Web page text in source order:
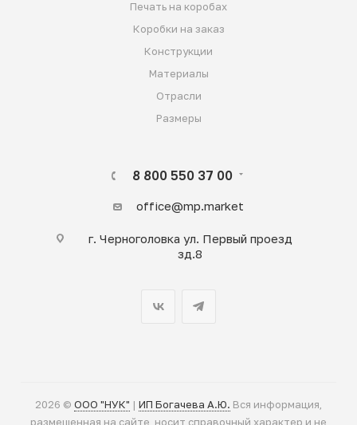
Печать на коробах
Коробки на заказ
Конструкции
Материалы
Отрасли
Размеры
8 800 550 37 00
office@mp.market
г. Черноголовка ул. Первый проезд
зд.8
2026 © ООО "НУК" | ИП Богачева А.Ю. Вся информация,
размещенная на сайте, носит справочный характер и не